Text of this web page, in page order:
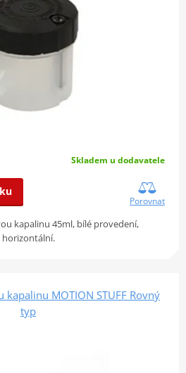
Skladem u dodavatele
Porovnat
kapalinu 45ml, bílé provedení,
horizontální.
MOTION STUFF Rovný
typ